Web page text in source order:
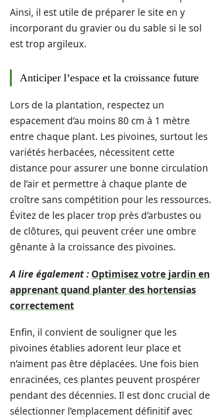
Ainsi, il est utile de préparer le site en y
incorporant du gravier ou du sable si le sol
est trop argileux.
Anticiper l’espace et la croissance future
Lors de la plantation, respectez un
espacement d’au moins 80 cm à 1 mètre
entre chaque plant. Les pivoines, surtout les
variétés herbacées, nécessitent cette
distance pour assurer une bonne circulation
de l’air et permettre à chaque plante de
croître sans compétition pour les ressources.
Évitez de les placer trop près d’arbustes ou
de clôtures, qui peuvent créer une ombre
gênante à la croissance des pivoines.
A lire également : Optimisez votre jardin en
apprenant quand planter des hortensias
correctement
Enfin, il convient de souligner que les
pivoines établies adorent leur place et
n’aiment pas être déplacées. Une fois bien
enracinées, ces plantes peuvent prospérer
pendant des décennies. Il est donc crucial de
sélectionner l’emplacement définitif avec